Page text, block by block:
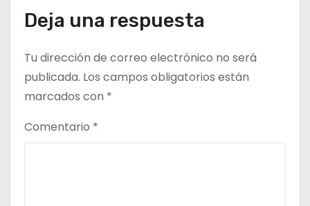
Deja una respuesta
Tu dirección de correo electrónico no será
publicada. Los campos obligatorios están
marcados con *
Comentario *